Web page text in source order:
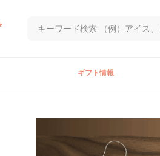
ギフト情報